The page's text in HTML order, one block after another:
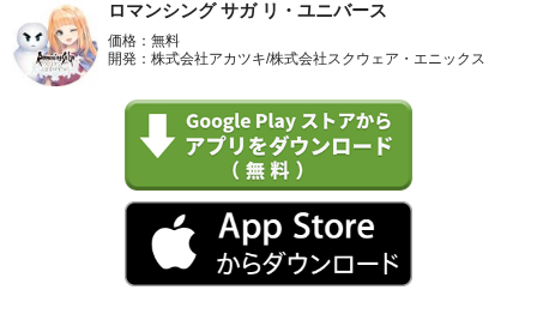
ロマンシング サガ リ・ユニバース
価格：無料
開発：株式会社アカツキ/株式会社スクウェア・エニックス